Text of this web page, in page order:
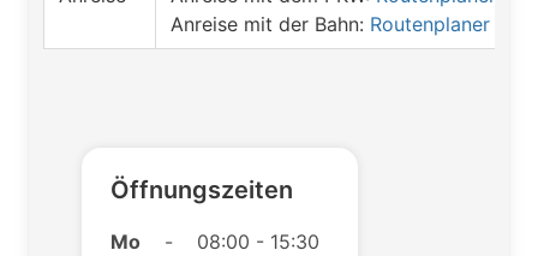
Anreise mit der Bahn: Routenplaner
Öffnungszeiten
Mo -
08:00 - 15:30